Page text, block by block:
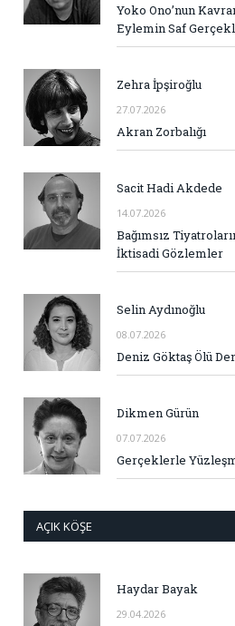
Yoko Ono’nun
Eylemin Saf
Zehra İpşiroğlu
27.07.2026
Akran Zorbalığı
Sacit Hadi Akdede
14.07.2026
Bağımsız
İktisadi Gözlemler
Selin Aydınoğlu
08.07.2026
Deniz Göktaş Ölü
Dikmen Gürün
07.07.2026
Gerçeklerle
AÇIK KÖŞE
Haydar Bayak
29.04.2026